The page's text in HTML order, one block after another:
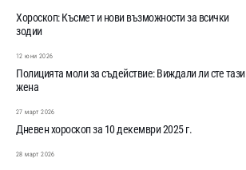
Хороскоп: Късмет и нови възможности за всички
зодии
12 юни 2026
Полицията моли за съдействие: Виждали ли сте тази
жена
27 март 2026
Дневен хороскоп за 10 декември 2025 г.
28 март 2026